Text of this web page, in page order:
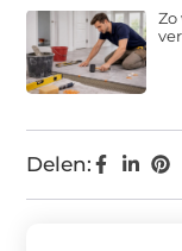
Delen: